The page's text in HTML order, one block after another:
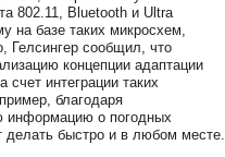
802.11, Bluetooth и Ultra
на базе таких микросхем,
Гелсингер сообщил, что
концепции адаптации
интеграции таких
благодаря
информацию о погодных
делать быстро и в любом месте.